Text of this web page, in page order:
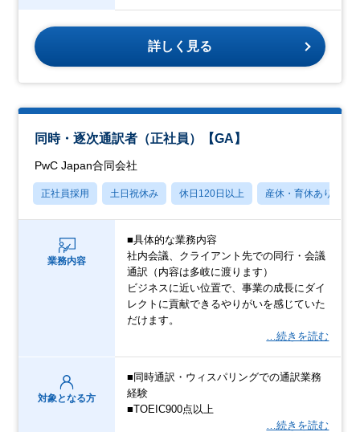
詳しく見る
同時・逐次通訳者（正社員）【GA】
PwC Japan合同会社
正社員採用 土日祝休み 休日120日以上 産休・育休あり
業務内容
■具体的な業務内容
社内会議、クライアント先での同行・会議
通訳（内容は多岐に渡ります）
ビジネスに近い位置で、事業の成長にダイ
レクトに貢献できるやりがいを感じていた
だけます。
…続きを読む
対象となる方
■同時通訳・ウィスパリングでの通訳業務
経験
■TOEIC900点以上
…続きを読む